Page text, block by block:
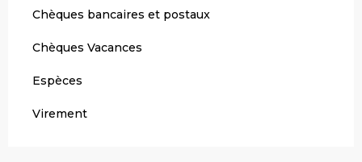
Chèques bancaires et postaux
Chèques Vacances
Espèces
Virement